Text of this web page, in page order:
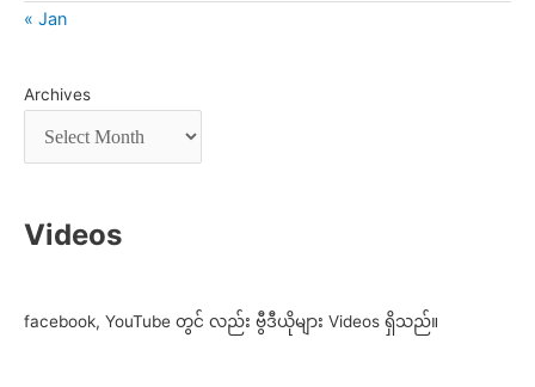
« Jan
Archives
Videos
facebook, YouTube တွင် လည်း ဗွီဒီယိုများ Videos ရှိသည်။